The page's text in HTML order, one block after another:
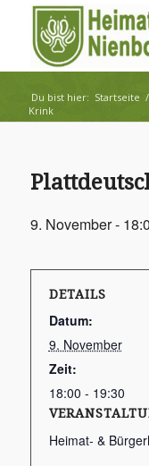
Du bist hier: Startseite /
Krink
9. November -
DETAILS
Datum:
9. November
Zeit:
18:00 - 19:30
Heimat- &